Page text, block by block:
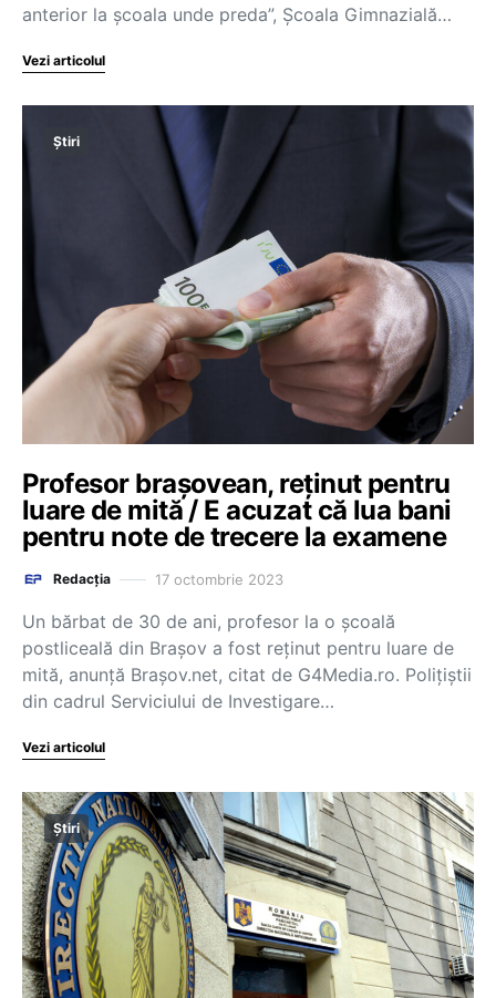
anterior la școala unde preda”, Școala Gimnazială…
Vezi articolul
Știri
Profesor brașovean, reţinut pentru
luare de mită / E acuzat că lua bani
pentru note de trecere la examene
Redacția 17 octombrie 2023
Un bărbat de 30 de ani, profesor la o școală
postliceală din Brașov a fost reținut pentru luare de
mită, anunță Brașov.net, citat de G4Media.ro. Polițiștii
din cadrul Serviciului de Investigare…
Vezi articolul
Știri